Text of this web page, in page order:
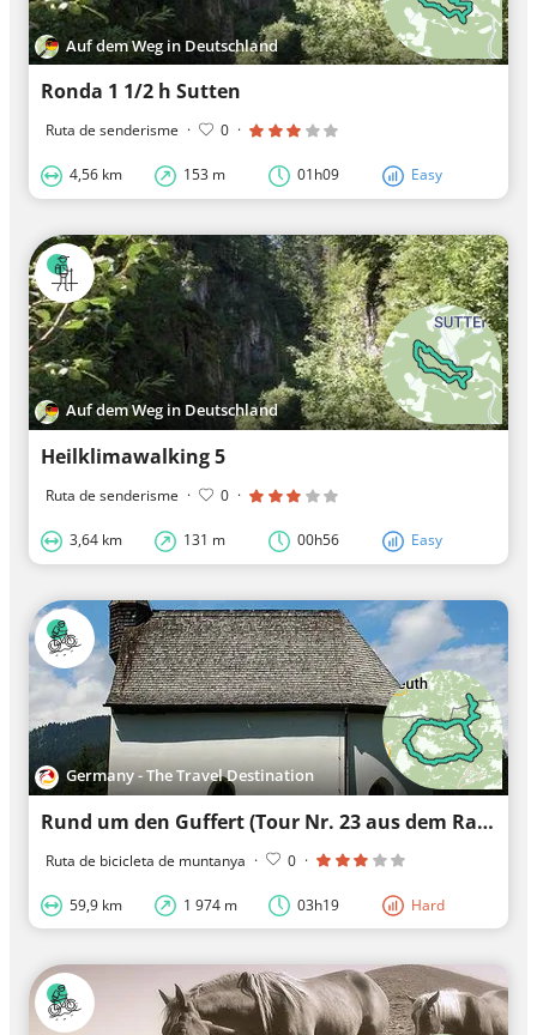
Auf dem Weg in Deutschland
Ronda 1 1/2 h Sutten
Ruta de senderisme · 0 ·
4,56 km 153 m 01h09 Easy
Auf dem Weg in Deutschland
Heilklimawalking 5
Ruta de senderisme · 0 ·
3,64 km 131 m 00h56 Easy
Germany - The Travel Destination
Rund um den Guffert (Tour Nr. 23 aus dem RadlTraum Süd)
Ruta de bicicleta de muntanya · 0 ·
59,9 km 1 974 m 03h19 Hard